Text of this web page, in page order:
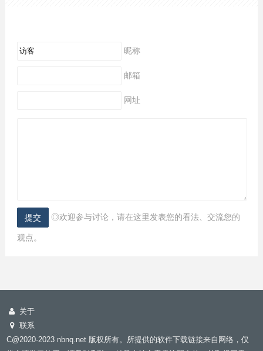
昵称
邮箱
网址
◎欢迎参与讨论，请在这里发表您的看法、交流您的
观点。
关于
联系
C@2020-2023 nbnq.net 版权所有。所提供的软件下载链接来自网络，仅